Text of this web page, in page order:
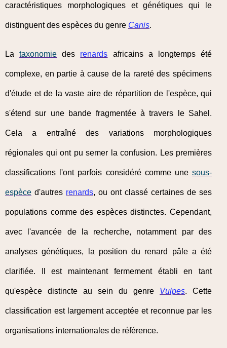
caractéristiques morphologiques et génétiques qui le
distinguent des espèces du genre Canis.
Lataxonomie des renards africains a longtemps été
complexe, en partie à cause de la rareté des spécimens
d'étude et de la vaste aire de répartition de l'espèce, qui
s'étend sur une bande fragmentée à travers le Sahel.
Cela a entraîné des variations morphologiques
régionales qui ont pu semer la confusion. Les premières
classifications l'ont parfois considéré comme une sous-
espèce d'autres renards, ou ont classé certaines de ses
populations comme des espèces distinctes. Cependant,
avec l'avancée de la recherche, notamment par des
analyses génétiques, la position du renard pâle a été
clarifiée. Il est maintenant fermement établi en tant
qu'espèce distincte au sein du genre Vulpes. Cette
classification est largement acceptée et reconnue par les
organisations internationales de référence.